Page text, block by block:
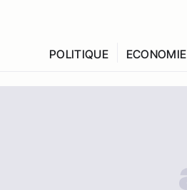
POLITIQUE ECONOMIE